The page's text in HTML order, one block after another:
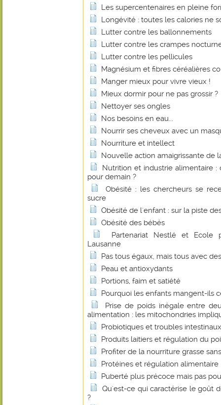
Les supercentenaires en pleine
Longévité : toutes les calories ne
Lutter contre les ballonnements
Lutter contre les crampes
Lutter contre les pellicules
Magnésium et fibres céréalières
Manger mieux pour vivre vieux !
Mieux dormir pour ne pas grossir ?
Nettoyer ses ongles
Nos besoins en eau...
Nourrir ses cheveux avec un
Nourriture et intellect
Nouvelle action amaigrissante de
Nutrition et industrie alimentaire
pour demain ?
Obésité : les chercheurs se
sucre
Obésité de l'enfant : sur la piste
Obésité des bébés
Partenariat Nestlé et Ecole
Lausanne
Pas tous égaux, mais tous avec
Peau et antioxydants
Portions, faim et satiété
Pourquoi les enfants mangent-ils
Prise de poids inégale entre
alimentation : les mitochondries
Probiotiques et troubles intestinaux
Produits laitiers et régulation du
Profiter de la nourriture grasse
Protéines et régulation alimentaire
Puberté plus précoce mais pas
Qu'est-ce qui caractérise le goût
?